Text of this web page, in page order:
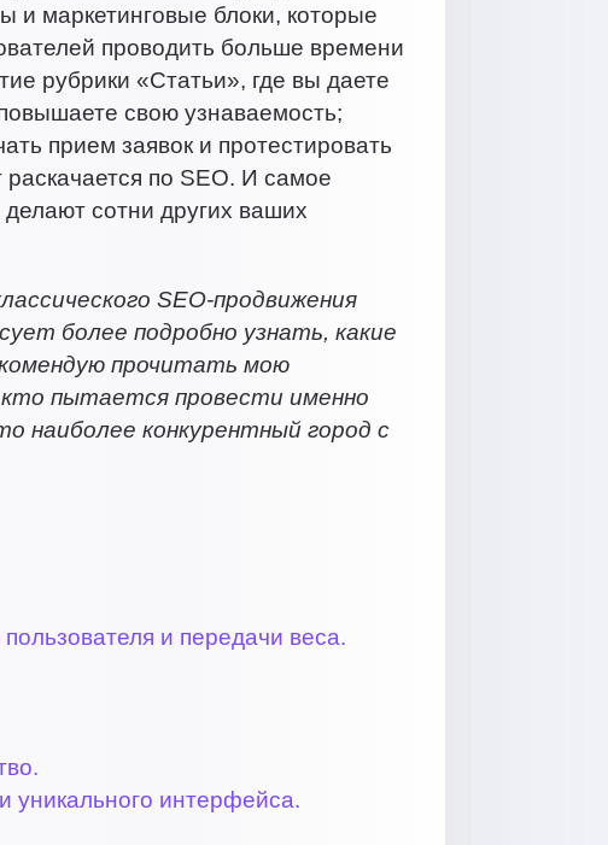
и маркетинговые блоки, которые
проводить больше времени
рубрики «Статьи», где вы даете
свою узнаваемость;
прием заявок и протестировать
по SEO. И самое
делают сотни других ваших
SEO-продвижения
более подробно узнать, какие
прочитать мою
пытается провести именно
наиболее конкурентный город с
и передачи веса.
уникального интерфейса.